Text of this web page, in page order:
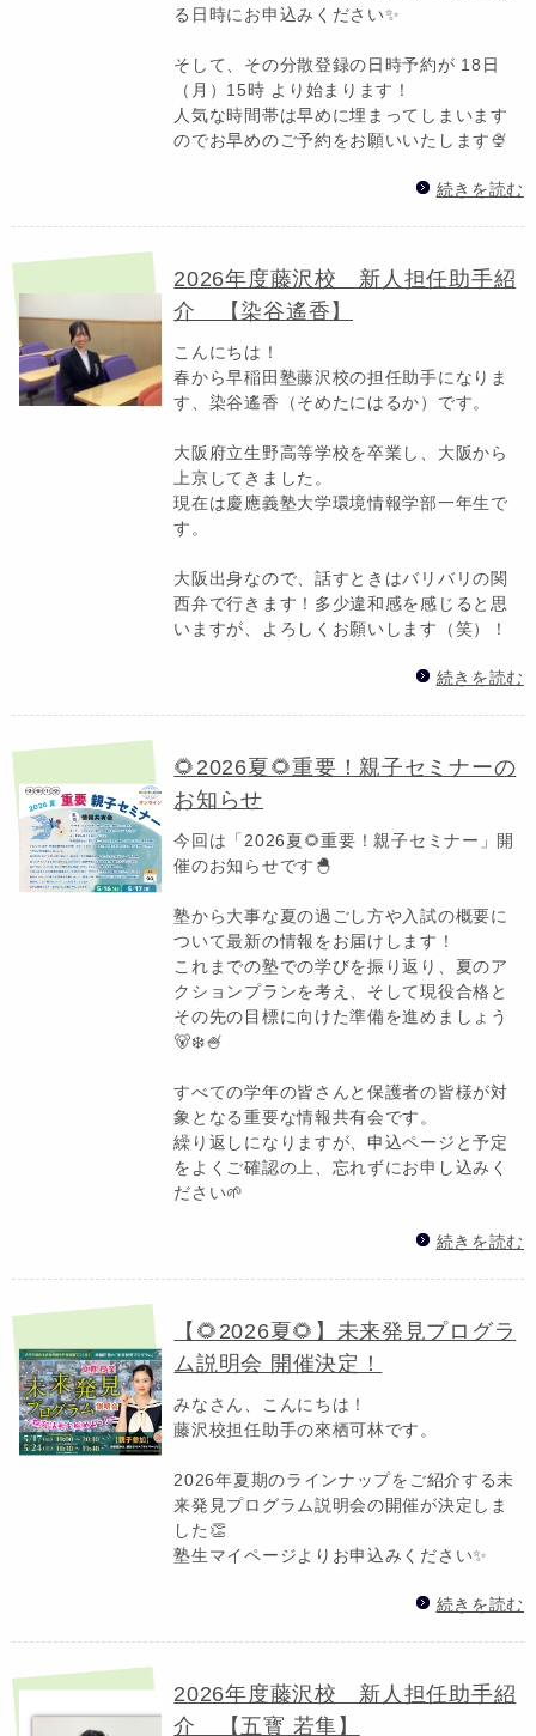
る日時にお申込みください✨
そして、その分散登録の日時予約が 18日
（月）15時 より始まります！
人気な時間帯は早めに埋まってしまいます
のでお早めのご予約をお願いいたします🍨
続きを読む
2026年度藤沢校 新人担任助手紹
介 【染谷遙香】
こんにちは！
春から早稲田塾藤沢校の担任助手になりま
す、染谷遙香（そめたにはるか）です。
大阪府立生野高等学校を卒業し、大阪から
上京してきました。
現在は慶應義塾大学環境情報学部一年生で
す。
大阪出身なので、話すときはバリバリの関
西弁で行きます！多少違和感を感じると思
いますが、よろしくお願いします（笑）！
続きを読む
🌻2026夏🌻重要！親子セミナーの
お知らせ
今回は「2026夏🌻重要！親子セミナー」開
催のお知らせです🐣
塾から大事な夏の過ごし方や入試の概要に
ついて最新の情報をお届けします！
これまでの塾での学びを振り返り、夏のア
クションプランを考え、そして現役合格と
その先の目標に向けた準備を進めましょう
🐻‍❄️🍧
すべての学年の皆さんと保護者の皆様が対
象となる重要な情報共有会です。
繰り返しになりますが、申込ページと予定
をよくご確認の上、忘れずにお申し込みく
ださい🌱
続きを読む
【🌻2026夏🌻】未来発見プログラ
ム説明会 開催決定！
みなさん、こんにちは！
藤沢校担任助手の來栖可林です。
2026年夏期のラインナップをご紹介する未
来発見プログラム説明会の開催が決定しま
した👏
塾生マイページよりお申込みください✨
続きを読む
2026年度藤沢校 新人担任助手紹
介 【五寳 若隼】